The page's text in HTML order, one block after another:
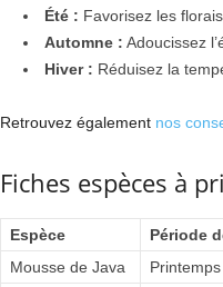
Été : Favorisez les
Automne : Adoucissez
Hiver : Réduisez la
Retrouvez également nos
Fiches espèces à
Espèce Période
Mousse de Java